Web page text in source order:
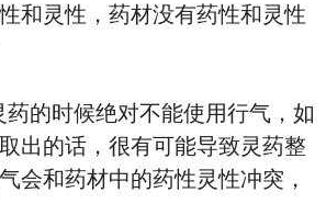
和灵性，药材没有药性和灵性
时候绝对不能使用行气，如
出的话，很有可能导致灵药整
会和药材中的药性灵性冲突，